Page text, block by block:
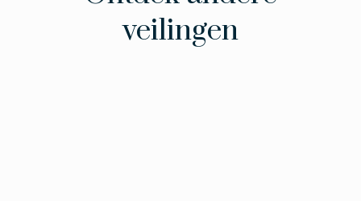
veilingen